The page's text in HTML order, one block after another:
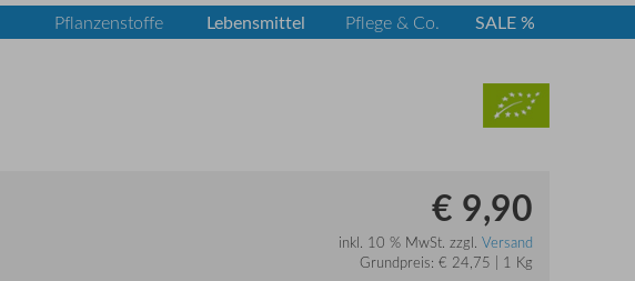
Pflanzenstoffe Lebensmittel Pflege & Co. SALE %
€ 9,90
inkl. 10 % MwSt. zzgl. Versand
Grundpreis: € 24,75 | 1 Kg